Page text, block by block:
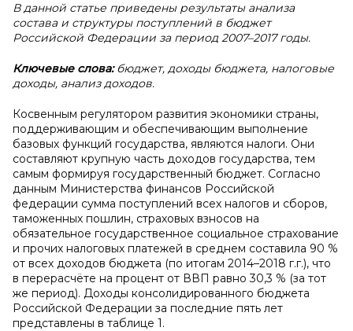
В данной статье приведены результаты анализа
состава и структуры поступлений в бюджет
Российской Федерации за период 2007–2017 годы.
Ключевые слова:бюджет, доходы бюджета, налоговые
доходы, анализ доходов.
Косвенным регулятором развития экономики страны,
поддерживающим и обеспечивающим выполнение
базовых функций государства, являются налоги. Они
составляют крупную часть доходов государства, тем
самым формируя государственный бюджет. Согласно
данным Министерства финансов Российской
федерации сумма поступлений всех налогов и сборов,
таможенных пошлин, страховых взносов на
обязательное государственное социальное страхование
и прочих налоговых платежей в среднем составила 90 %
от всех доходов бюджета (по итогам 2014–2018 г.г.), что
в перерасчёте на процент от ВВП равно 30,3 % (за тот
же период). Доходы консолидированного бюджета
Российской Федерации за последние пять лет
представлены в таблице 1.